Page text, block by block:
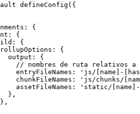
defineConfig ({
{
{
{
rollupOptions: {
output: {
// nombres de ruta relativos
entryFileNames:
' js/[name]-
chunkFileNames:
' js/chunks/
assetFileNames:
' static/[name]-
},
},